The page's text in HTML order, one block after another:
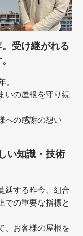
受け継がれる
。
いの屋根を守り続
への感謝の想い
い知識・技術
延する昨今、組合
での重要な指標と
、お客様の屋根を